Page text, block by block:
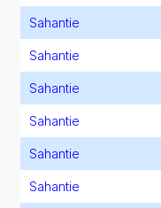
Sahantie
Sahantie
Sahantie
Sahantie
Sahantie
Sahantie